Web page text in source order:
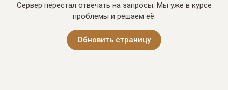
Сервер перестал отвечать на запросы. Мы уже в курсе
проблемы и решаем её.
Обновить страницу